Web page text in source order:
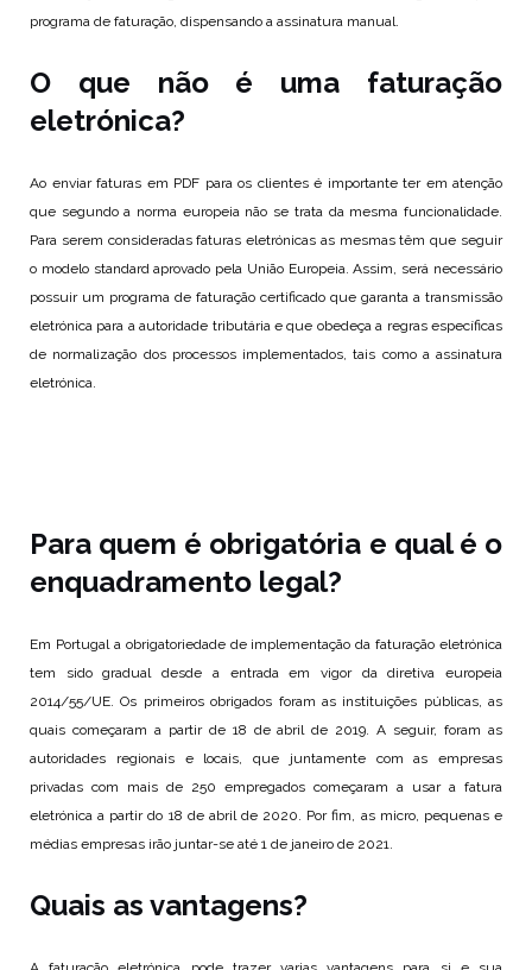
programa de faturação, dispensando a assinatura manual.
O que não é uma faturação
eletrónica?
Ao enviar faturas em PDF para os clientes é importante ter em atenção
que segundo a norma europeia não se trata da mesma funcionalidade.
Para serem consideradas faturas eletrónicas as mesmas têm que seguir
o modelo standard aprovado pela União Europeia. Assim, será necessário
possuir um programa de faturação certificado que garanta a transmissão
eletrónica para a autoridade tributária e que obedeça a regras específicas
de normalização dos processos implementados, tais como a assinatura
eletrónica.
Para quem é obrigatória e qual é o
enquadramento legal?
Em Portugal a obrigatoriedade de implementação da faturação eletrónica
tem sido gradual desde a entrada em vigor da diretiva europeia
2014/55/UE. Os primeiros obrigados foram as instituições públicas, as
quais começaram a partir de 18 de abril de 2019. A seguir, foram as
autoridades regionais e locais, que juntamente com as empresas
privadas com mais de 250 empregados começaram a usar a fatura
eletrónica a partir do 18 de abril de 2020. Por fim, as micro, pequenas e
médias empresas irão juntar-se até 1 de janeiro de 2021.
Quais as vantagens?